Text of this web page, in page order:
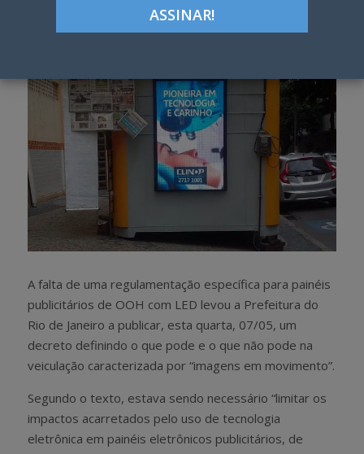
A falta de uma regulamentação específica para painéis
publicitários de OOH com LED levou a Prefeitura do
Rio de Janeiro a publicar, esta quarta, 07/05, um
decreto definindo o que pode e o que não pode na
veiculação caracterizada por “imagens em movimento”.
Segundo o texto, estava sendo necessário “limitar os
impactos acarretados pelo uso de tecnologia
eletrônica em painéis eletrônicos publicitários, de